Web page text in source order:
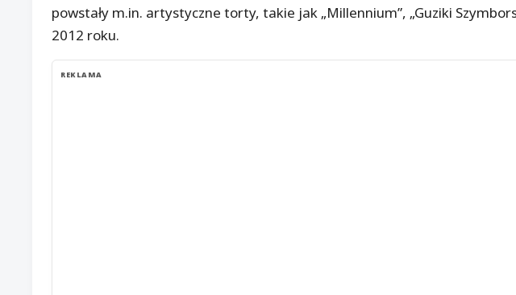
powstały m.in. artystyczne torty, takie jak „Millennium”, „Guziki
2012 roku.
REKLAMA